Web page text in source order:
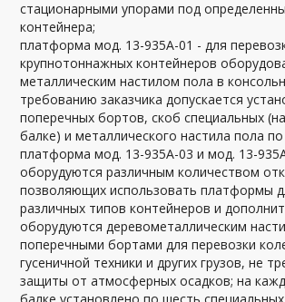
стационарными упорами под
контейнера;
платформа мод. 13-935А-01 - для
крупнотоннажных контейнеров
металлическим настилом пола в
требованию заказчика допускается
поперечных бортов, скоб специальных
балке) и металлического настила пола
платформа мод. 13-935А-03 и мод. 13-
оборудуются различным количеством
позволяющих использовать платформы
различных типов контейнеров и
оборудуются деревометаллическим
поперечными бортами для перевозки
гусеничной техники и других грузов, не
защиты от атмосферных осадков; на
балке установлено по шесть